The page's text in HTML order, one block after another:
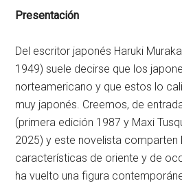
Presentación
Del escritor japonés Haruki
1949) suele decirse que los
norteamericano y que estos lo
muy japonés. Creemos, de
(primera edición 1987 y Maxi
2025) y este novelista comparten
características de oriente y de
ha vuelto una figura